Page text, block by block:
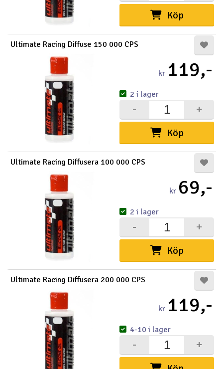
Köp
Ultimate Racing Diffuse 150 000 CPS
kr 119,-
Köp
+
-
2 i lager
Ultimate Racing Diffusera 100 000 CPS
kr 69,-
Köp
+
-
2 i lager
Ultimate Racing Diffusera 200 000 CPS
kr 119,-
+
-
4-10 i lager